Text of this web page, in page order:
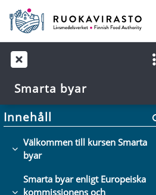
Gå direkt till huvudinnehåll
Smarta byar
Innehåll
Fäll ihop
Välkommen till kursen Smarta
byar
Smarta byar enligt Europeiska
kommissionens och